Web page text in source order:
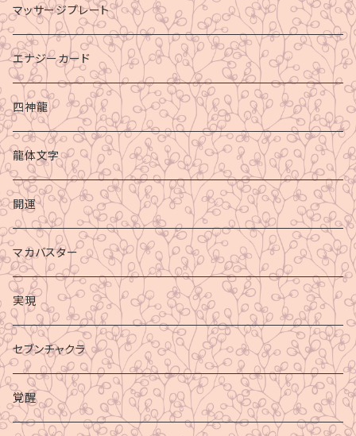
マッサージプレート
エナジーカード
四神龍
龍体文字
開運
マカバスター
実現
セブンチャクラ
覚醒